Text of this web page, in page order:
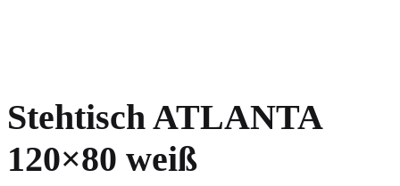
Stehtisch ATLANTA
120×80 weiß